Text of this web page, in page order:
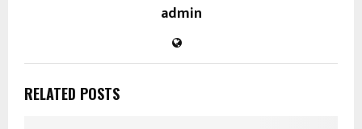
admin
RELATED POSTS